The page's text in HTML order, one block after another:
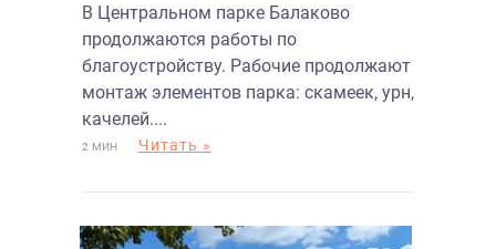
В Центральном парке Балаково
продолжаются работы по
благоустройству. Рабочие продолжают
монтаж элементов парка: скамеек, урн,
качелей....
2 МИН Читать »